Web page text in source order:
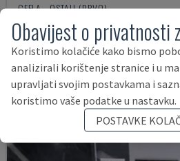
CEFLA - OSTALI (DRVO)
POLJSKA
Obavijest o privatnosti
Koristimo kolačiće kako bismo
analizirali korištenje stranice i u
upravljati svojim postavkama i
koristimo vaše podatke u nastavku.
POSTAVKE